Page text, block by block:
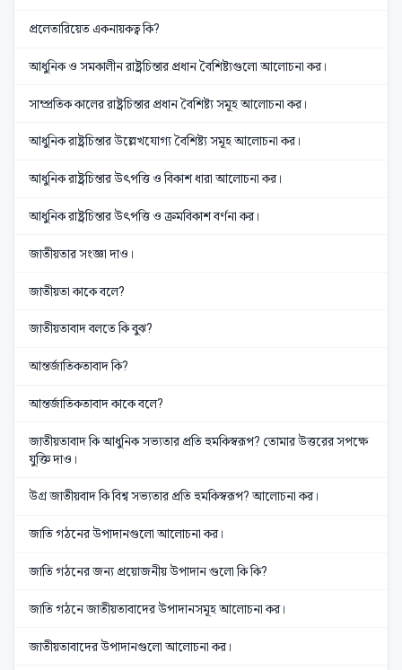
প্রলেতারিয়েত একনায়কত্ব কি?
আধুনিক ও সমকালীন রাষ্ট্রচিন্তার প্রধান বৈশিষ্ট্যগুলো আলোচনা কর।
সাম্প্রতিক কালের রাষ্ট্রচিন্তার প্রধান বৈশিষ্ট্য সমূহ আলোচনা কর।
আধুনিক রাষ্ট্রচিন্তার উল্লেখযোগ্য বৈশিষ্ট্য সমূহ আলোচনা কর।
আধুনিক রাষ্ট্রচিন্তার উৎপত্তি ও বিকাশ ধারা আলোচনা কর।
আধুনিক রাষ্ট্রচিন্তার উৎপত্তি ও ক্রমবিকাশ বর্ণনা কর।
জাতীয়তার সংজ্ঞা দাও।
জাতীয়তা কাকে বলে?
জাতীয়তাবাদ বলতে কি বুঝ?
আন্তর্জাতিকতাবাদ কি?
আন্তর্জাতিকতাবাদ কাকে বলে?
জাতীয়তাবাদ কি আধুনিক সভ্যতার প্রতি হুমকিস্বরূপ? তোমার উত্তরের সপক্ষে
যুক্তি দাও।
উগ্র জাতীয়বাদ কি বিশ্ব সভ্যতার প্রতি হুমকিস্বরূপ? আলোচনা কর।
জাতি গঠনের উপাদানগুলো আলোচনা কর।
জাতি গঠনের জন্য প্রয়োজনীয় উপাদান গুলো কি কি?
জাতি গঠনে জাতীয়তাবাদের উপাদানসমূহ আলোচনা কর।
জাতীয়তাবাদের উপাদানগুলো আলোচনা কর।